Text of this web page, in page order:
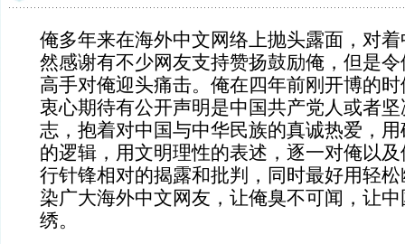
俺多年来在海外中文网络上抛头露面，对
然感谢有不少网友支持赞扬鼓励俺，但是
高手对俺迎头痛击。俺在四年前刚开博的
衷心期待有公开声明是中国共产党人或者
志，抱着对中国与中华民族的真诚热爱，
的逻辑，用文明理性的表述，逐一对俺以
行针锋相对的揭露和批判，同时最好用轻
染广大海外中文网友，让俺臭不可闻，让
绣。